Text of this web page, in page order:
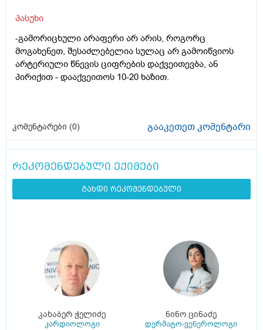
პასუხი
-გამორიცხული არაფერი არ არის, როგორც
მოგახენეთ, შესაძლებელია სულაც არ გამოიწვიოს
არტერიული წნევის ციფრების დაქვეითევბა, ან
პირიქით - დააქვეითოს 10-20 ხაზით.
კომენტარები (0) გააკეთეთ კომენტარი
რეკომენდებული ექიმები
გახდი რეკომენდებული
კახაბერ ჭელიძე
კარდიოლოგი
ნინო ცინაძე
დერმატო-ვენეროლოგი